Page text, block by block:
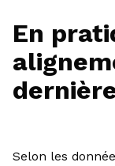
En
Selon les